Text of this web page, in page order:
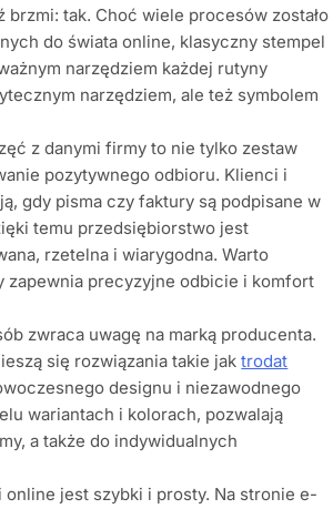
brzmi: tak. Choć wiele procesów zostało
do świata online, klasyczny stempel
narzędziem każdej rutyny
narzędziem, ale też symbolem
z danymi firmy to nie tylko zestaw
pozytywnego odbioru. Klienci i
gdy pisma czy faktury są podpisane w
temu przedsiębiorstwo jest
rzetelna i wiarygodna. Warto
zapewnia precyzyjne odbicie i komfort
zwraca uwagę na marką producenta.
się rozwiązania takie jaktrodat
designu i niezawodnego
wariantach i kolorach, pozwalają
a także do indywidualnych
jest szybki i prosty. Na stronie e-